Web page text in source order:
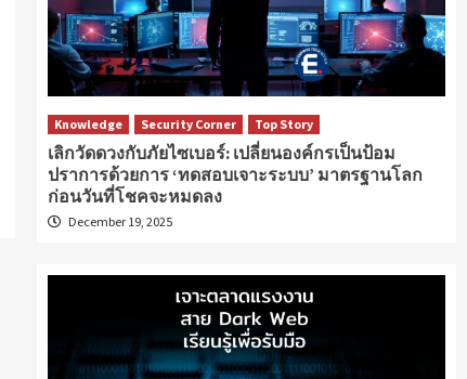
Knowledge Security Corner Top Story
เลิกวัดดวงกับภัยไซเบอร์: เปลี่ยนองค์กรเป็นป้อม
ปราการด้วยการ ‘ทดสอบเจาะระบบ’ มาตรฐานโลก
ก่อนวันที่โชคจะหมดลง
December 19, 2025